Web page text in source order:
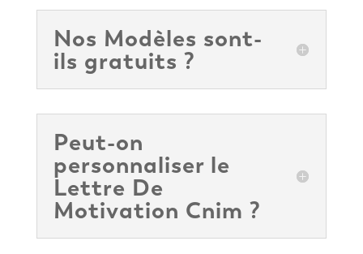
Nos Modèles sont-
ils gratuits ?
Peut-on
personnaliser le
Lettre De
Motivation Cnim ?